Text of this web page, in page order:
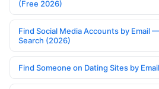
(Free 2026)
Find Social Media Accounts by Email
Search (2026)
Find Someone on Dating Sites by